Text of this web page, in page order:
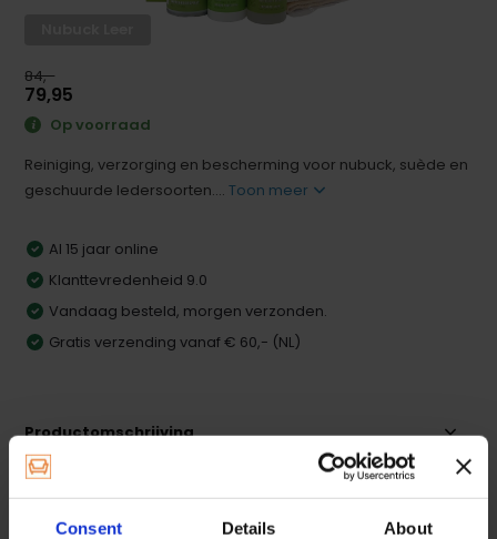
Consent Details About
84,-
79,95
Op voorraad
Reiniging, verzorging en bescherming voor nubuck, suède en
geschuurde ledersoorten....Toon meer
Al 15 jaar online
Klanttevredenheid 9.0
Vandaag besteld, morgen verzonden.
Gratis verzending vanaf € 60,- (NL)
Productomschrijving
Specificaties